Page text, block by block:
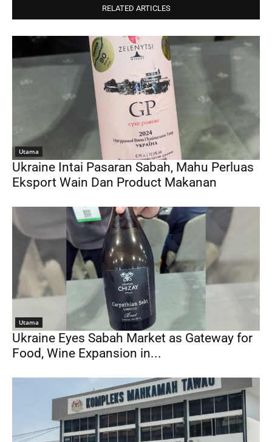
RELATED ARTICLES
Utama
Ukraine Intai Pasaran Sabah, Mahu Perluas
Eksport Wain Dan Product Makanan
Utama
Ukraine Eyes Sabah Market as Gateway for
Food, Wine Expansion in...